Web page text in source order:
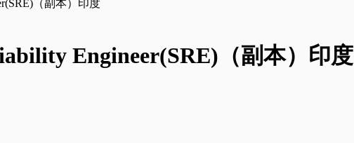
（副本）印度
Engineer(SRE)（副本）印度